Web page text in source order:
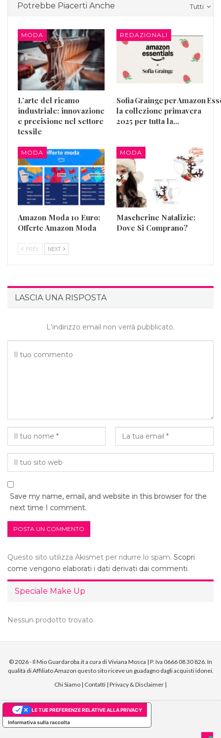
Tutti
Potrebbe Piacerti Anche
MODA
L’arte del ricamo
industriale: innovazione
e precisione nel settore
tessile
REDAZIONALI
Sofia Grainge per Amazon
la collezione primavera
2025 per tutta la…
MODA
Amazon Moda 10 Euro:
Offerte Amazon Moda
MODA
Mascherine Natalizie:
Dove Si Comprano?
PREV NEXT
LASCIA UNA RISPOSTA
L'indirizzo email non verrà pubblicato.
Save my name, email, and website in this browser for the
next time I comment.
Questo sito utilizza Akismet per ridurre lo spam. Scopri
come vengono elaborati i dati derivati dai commenti.
Speciale Make Up
Nessun prodotto trovato.
© 2026 - Il Mio Guardaroba.it a cura di Viviana Mosca | P. Iva 0666 08 30 826. In
qualità di Affiliato Amazon questo sito riceve un guadagno dagli acquisti idonei.
Chi Siamo | Contatti | Privacy & Disclaimer |
Informativa sulla raccolta
LE TUE PREFERENZE RELATIVE ALLA PRIVACY